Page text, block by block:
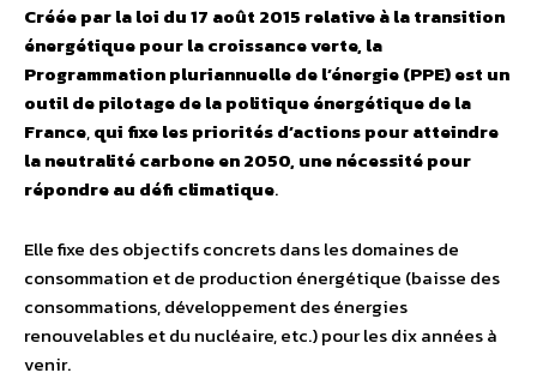
Créée par la loi du 17 août 2015 relative à la transition
énergétique pour la croissance verte, la
Programmation pluriannuelle de l’énergie (PPE) est un
outil de pilotage de la politique énergétique de la
France,qui fixe les priorités d’actions pour atteindre
la neutralité carbone en 2050, une nécessité pour
répondre au défi climatique.
Elle fixe des objectifs concrets dans les domaines de
consommation et de production énergétique (baisse des
consommations, développement des énergies
renouvelables et du nucléaire, etc.) pour les dix années à
venir.